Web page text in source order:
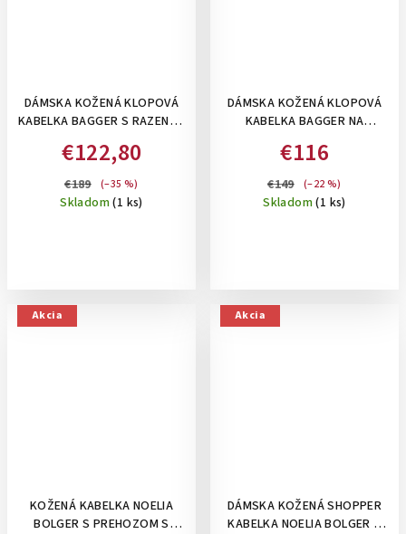
DÁMSKA KOŽENÁ KLOPOVÁ
KABELKA BAGGER S RAZENÝM
RAMENO/CROSSBODY-
ČIERNA
€122,80
€189 (–35 %)
Skladom(1 ks)
DÁMSKA KOŽENÁ KLOPOVÁ
KABELKA BAGGER NA
SMARAGDOVO ZELENÁ
€116
€149 (–22 %)
Skladom(1 ks)
Akcia
KOŽENÁ KABELKA NOELIA
BOLGER S PREHOZOM S
Akcia
DÁMSKA KOŽENÁ SHOPPER
KABELKA NOELIA BOLGER S